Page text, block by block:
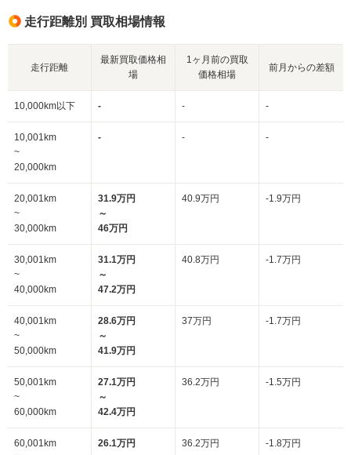
走行距離別 買取相場情報
走行距離
最新買取価格相
場
1ヶ月前の買取
価格相場
前月からの差額
10,000km以下 - - -
10,001km
~
20,000km
- - -
20,001km
~
30,000km
31.9万円
～
46万円
40.9万円 -1.9万円
30,001km
~
40,000km
31.1万円
～
47.2万円
40.8万円 -1.7万円
40,001km
~
50,000km
28.6万円
～
41.9万円
37万円 -1.7万円
50,001km
~
60,000km
27.1万円
～
42.4万円
36.2万円 -1.5万円
60,001km
26.1万円
36.2万円 -1.8万円